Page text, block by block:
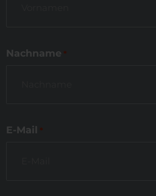
Nachname *
E-Mail *